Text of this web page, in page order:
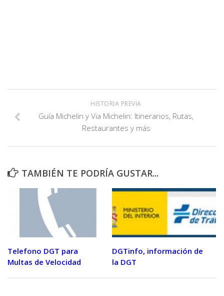
HISTORIA PREVIA
Guía Michelin y Via Michelin: Itinerarios, Rutas,
Restaurantes y más
TAMBIÉN TE PODRÍA GUSTAR...
Telefono DGT para
Multas de Velocidad
DGTinfo, información de
la DGT